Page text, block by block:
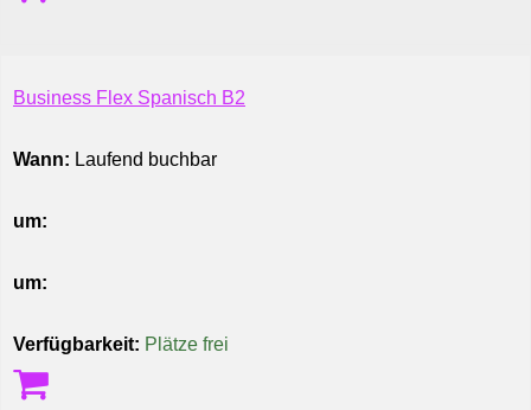
Business Flex Spanisch B2
Wann: Laufend buchbar
um:
um:
Verfügbarkeit: Plätze frei